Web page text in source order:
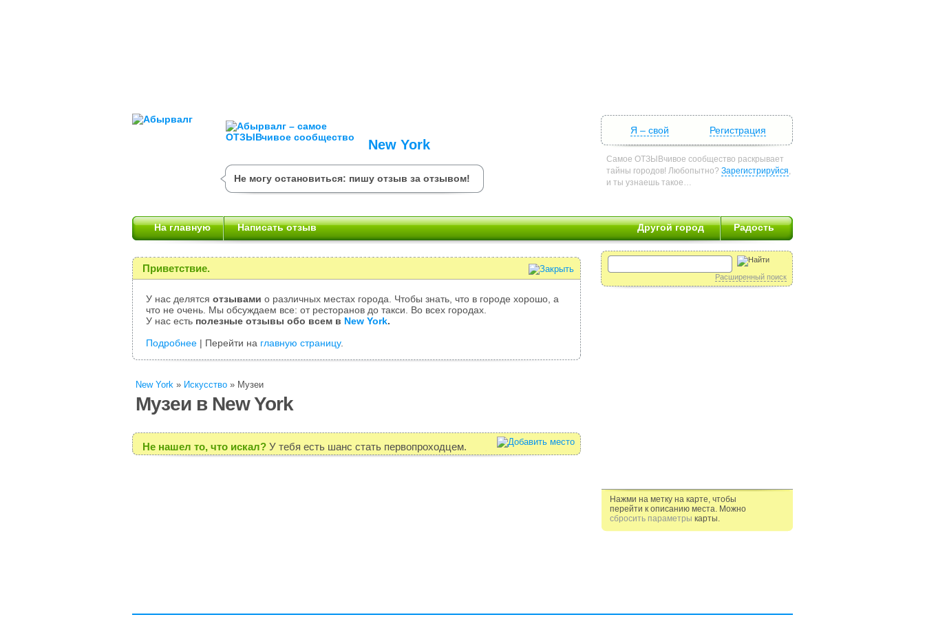
New York
Не могу остановиться: пишу отзыв за отзывом!
Я – свой Регистрация
Самое ОТЗЫВчивое сообщество раскрывает
тайны городов! Любопытно? Зарегистрируйся,
и ты узнаешь такое…
На главную Написать отзыв Другой город Радость
Приветствие.
У нас делятся отзывами о различных местах города. Чтобы знать, что в городе хорошо, а
что не очень. Мы обсуждаем все: от ресторанов до такси. Во всех городах.
У нас есть полезные отзывы обо всем в New York.
Подробнее | Перейти на главную страницу.
New York » Искусство » Музеи
Музеи в New York
Не нашел то, что искал? У тебя есть шанс стать первопроходцем.
Расширенный поиск
Нажми на метку на карте, чтобы
перейти к описанию места. Можно
сбросить параметры карты.